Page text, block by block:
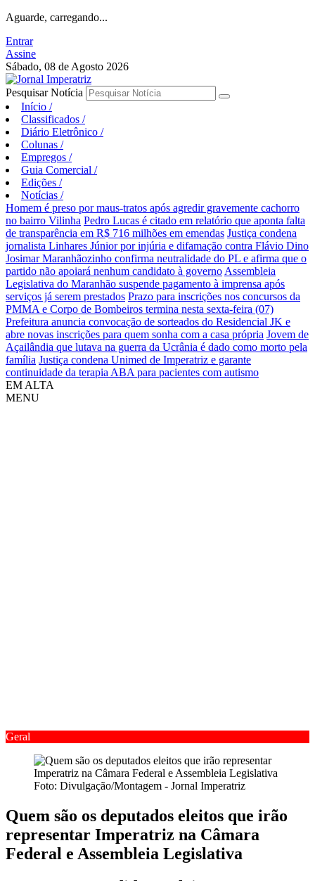
Aguarde, carregando...
Entrar
Assine
Sábado, 08 de Agosto 2026
Pesquisar Notícia
Início /
Classificados /
Diário Eletrônico /
Colunas /
Empregos /
Guia Comercial /
Edições /
Notícias /
Homem é preso por maus-tratos após agredir gravemente cachorro
no bairro Vilinha Pedro Lucas é citado em relatório que aponta falta
de transparência em R$ 716 milhões em emendas Justiça condena
jornalista Linhares Júnior por injúria e difamação contra Flávio Dino
Josimar Maranhãozinho confirma neutralidade do PL e afirma que o
partido não apoiará nenhum candidato à governo Assembleia
Legislativa do Maranhão suspende pagamento à imprensa após
serviços já serem prestados Prazo para inscrições nos concursos da
PMMA e Corpo de Bombeiros termina nesta sexta-feira (07)
Prefeitura anuncia convocação de sorteados do Residencial JK e
abre novas inscrições para quem sonha com a casa própria Jovem de
Açailândia que lutava na guerra da Ucrânia é dado como morto pela
família Justiça condena Unimed de Imperatriz e garante
continuidade da terapia ABA para pacientes com autismo
EM ALTA
MENU
Geral
Foto: Divulgação/Montagem - Jornal Imperatriz
Quem são os deputados eleitos que irão
representar Imperatriz na Câmara
Federal e Assembleia Legislativa